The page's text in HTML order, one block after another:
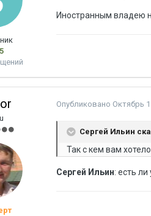
Иностранным владею
Опубликовано Октябрь
Сергей Ильин
Так с кем вам
Сергей Ильин: есть